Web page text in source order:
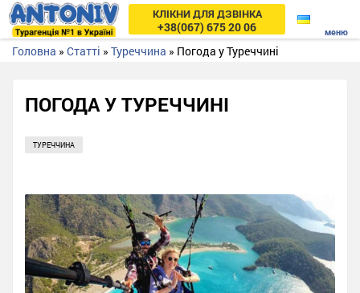
КЛІКНИ ДЛЯ ДЗВІНКА
+38(067) 675 20 06
Головна » Статті » Туреччина » Погода у Туреччині
ПОГОДА У ТУРЕЧЧИНІ
ТУРЕЧЧИНА